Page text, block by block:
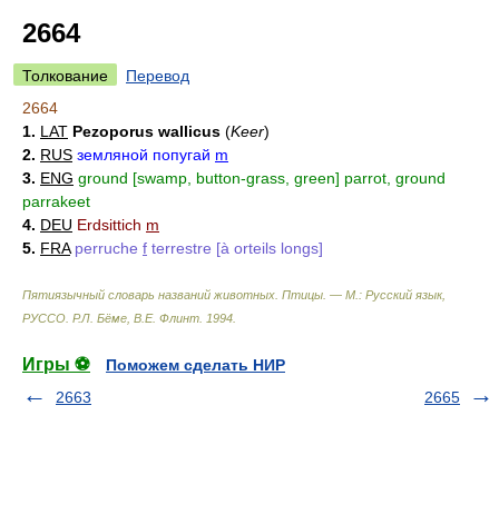
2664
Толкование
Перевод
2664
1. LAT Pezoporus wallicus (Keer)
2. RUS земляной попугай m
3. ENG ground [swamp, button-grass, green] parrot, ground
parrakeet
4. DEU Erdsittich m
5. FRA perruche f terrestre [à orteils longs]
Пятиязычный словарь названий животных. Птицы. — М.: Русский язык,
РУССО Р.Л. Бёме, В.Е. Флинт 1994
Игры ⚽
Поможем сделать НИР
2663
2665